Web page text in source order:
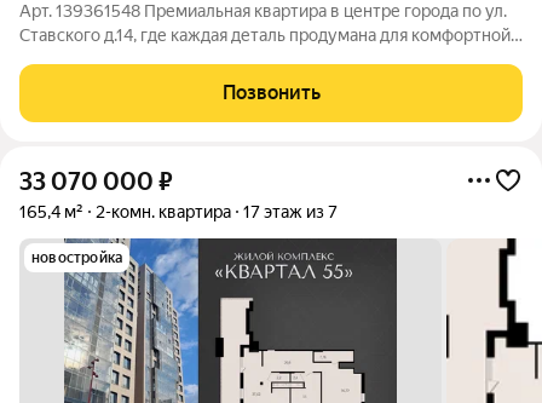
Арт. 139361548 Премиальная квартира в центре города по ул.
Ставского д.14, где каждая деталь продумана для комфортной
103 м с теплой лоджией 8 м ( стеклопакеты заменены от
застройщика) с
Позвонить
33 070 000 ₽
165,4 м² 2-комн. квартира 17 этаж из 7
новостройка